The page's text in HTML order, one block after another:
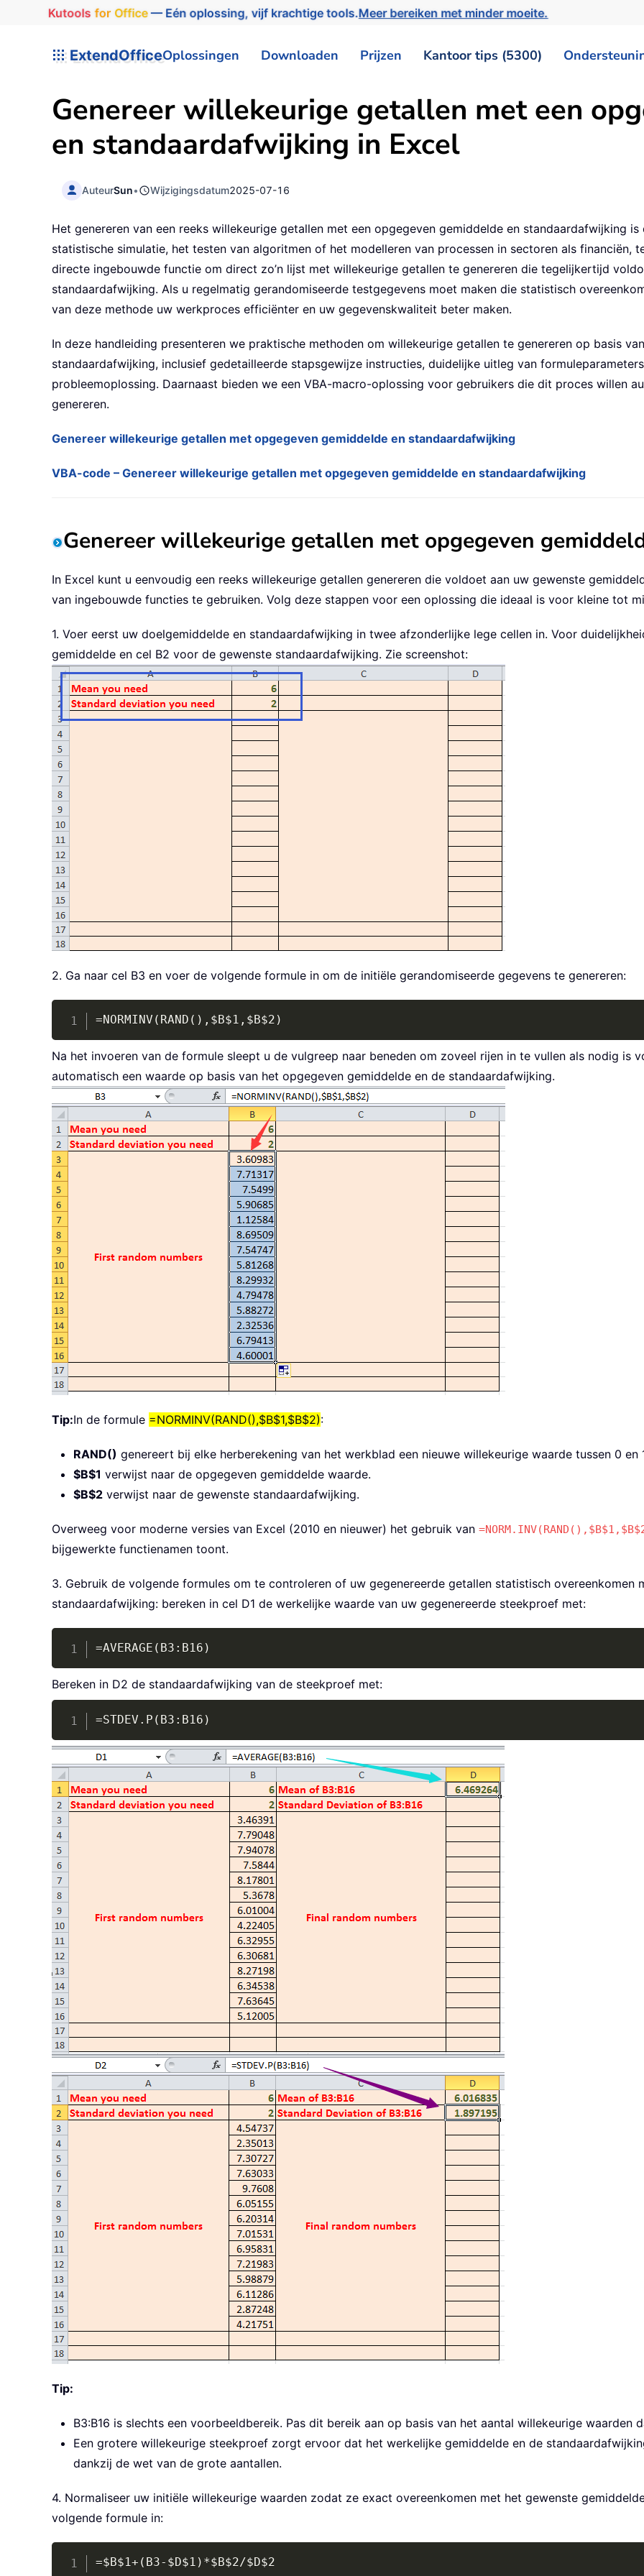
Kutools for Office— Eén oplossing, vijf krachtige tools.Meer bereiken met minder moeite.
ExtendOfficeOplossingen Downloaden Prijzen Kantoor tips (5300)
Genereer willekeurige getallen met een
en standaardafwijking in Excel
AuteurSun• Wijzigingsdatum2025-07-16
Het genereren van een reeks willekeurige getallen met een opgegeven gemiddelde en standaardafwijking
statistische simulatie, het testen van algoritmen of het modelleren van processen in sectoren als financiën,
directe ingebouwde functie om direct zo’n lijst met willekeurige getallen te genereren die tegelijkertijd
standaardafwijking. Als u regelmatig gerandomiseerde testgegevens moet maken die statistisch
van deze methode uw werkproces efficiënter en uw gegevenskwaliteit beter maken.
In deze handleiding presenteren we praktische methoden om willekeurige getallen te genereren op basis
standaardafwijking, inclusief gedetailleerde stapsgewijze instructies, duidelijke uitleg van
probleemoplossing. Daarnaast bieden we een VBA-macro-oplossing voor gebruikers die dit proces willen
genereren.
Genereer willekeurige getallen met opgegeven gemiddelde en standaardafwijking
VBA-code – Genereer willekeurige getallen met opgegeven gemiddelde en standaardafwijking
Genereer willekeurige getallen met opgegeven
In Excel kunt u eenvoudig een reeks willekeurige getallen genereren die voldoet aan uw gewenste
van ingebouwde functies te gebruiken. Volg deze stappen voor een oplossing die ideaal is voor kleine tot
1. Voer eerst uw doelgemiddelde en standaardafwijking in twee afzonderlijke lege cellen in. Voor
gemiddelde en cel B2 voor de gewenste standaardafwijking. Zie screenshot:
2. Ga naar cel B3 en voer de volgende formule in om de initiële gerandomiseerde gegevens te genereren:
=NORMINV(RAND(),$B$1,$B$2)
Na het invoeren van de formule sleept u de vulgreep naar beneden om zoveel rijen in te vullen als nodig
automatisch een waarde op basis van het opgegeven gemiddelde en de standaardafwijking.
Tip:In de formule =NORMINV(RAND(),$B$1,$B$2):
RAND() genereert bij elke herberekening van het werkblad een nieuwe willekeurige waarde tussen 0 en
$B$1 verwijst naar de opgegeven gemiddelde waarde.
$B$2 verwijst naar de gewenste standaardafwijking.
Overweeg voor moderne versies van Excel (2010 en nieuwer) het gebruik van
bijgewerkte functienamen toont.
3. Gebruik de volgende formules om te controleren of uw gegenereerde getallen statistisch overeenkomen
standaardafwijking: bereken in cel D1 de werkelijke waarde van uw gegenereerde steekproef met:
=AVERAGE(B3:B16)
Bereken in D2 de standaardafwijking van de steekproef met:
=STDEV.P(B3:B16)
Tip:
B3:B16 is slechts een voorbeeldbereik. Pas dit bereik aan op basis van het aantal willekeurige waarden
Een grotere willekeurige steekproef zorgt ervoor dat het werkelijke gemiddelde en de
dankzij de wet van de grote aantallen.
4. Normaliseer uw initiële willekeurige waarden zodat ze exact overeenkomen met het gewenste
volgende formule in:
=$B$1+(B3-$D$1)*$B$2/$D$2